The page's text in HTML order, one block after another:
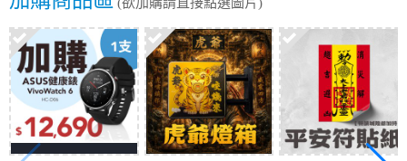
可血壓、體脂、心電圖量
獨家限量 虎爺 獨家限量 防水平安符貼紙